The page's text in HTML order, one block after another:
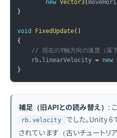
new Vector3(
}
void FixedUpdate( )
{
// 現在のY軸方向の速度（落
    rb
. linearVelocity = new
}
補足（旧APIとの読み替え） :
rb.velocity でした。Unity 6
されています（古いチュートリ